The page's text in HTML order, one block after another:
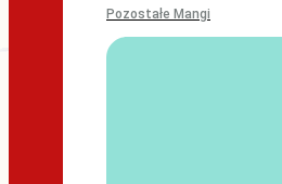
Pozostałe Mangi